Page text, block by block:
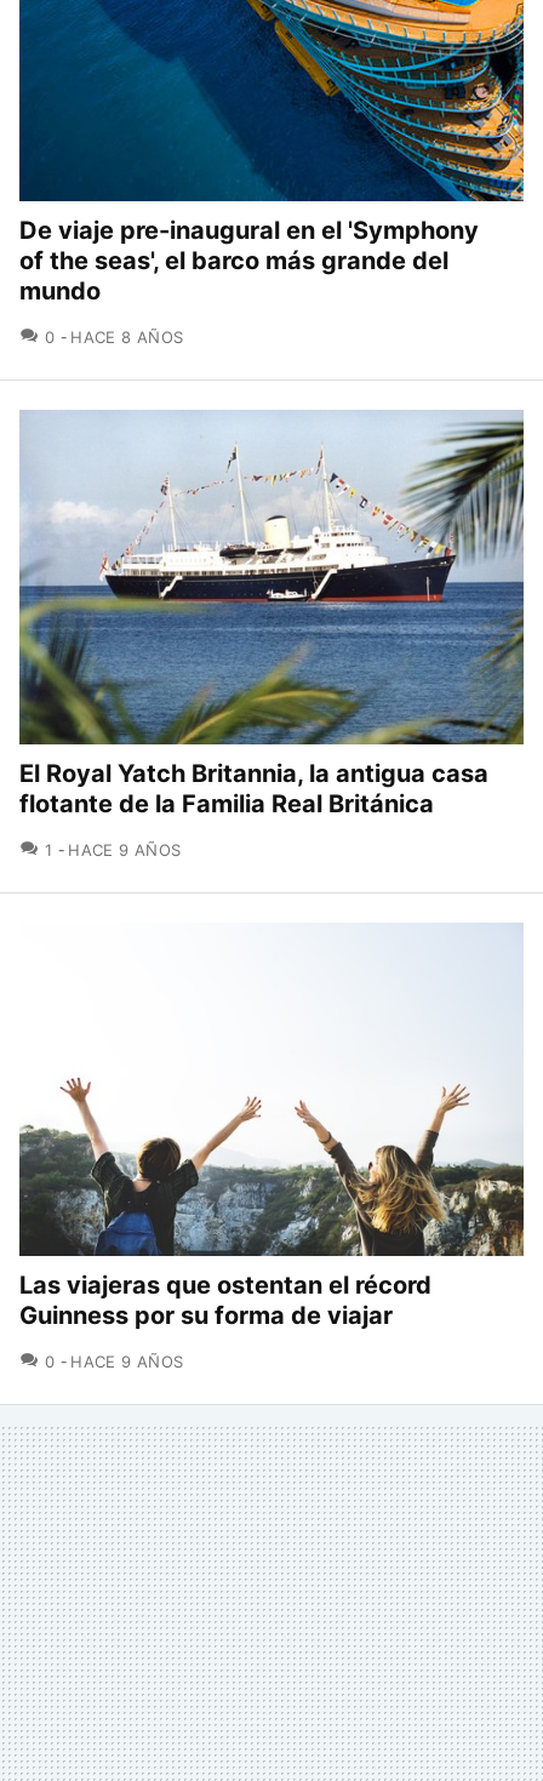
De viaje pre-inaugural en el 'Symphony
of the seas', el barco más grande del
mundo
0 COMENTARIOS
HACE 8 AÑOS
El Royal Yatch Britannia, la antigua casa
flotante de la Familia Real Británica
1 COMENTARIOS
HACE 9 AÑOS
Las viajeras que ostentan el récord
Guinness por su forma de viajar
0 COMENTARIOS
HACE 9 AÑOS